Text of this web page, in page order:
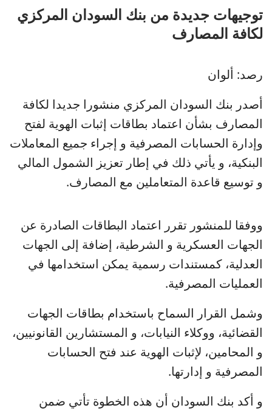
توجيهات جديدة من بنك السودان المركزي
لكافة المصارف
رصد: ألوان
أصدر بنك السودان المركزي منشورا جديدا لكافة
المصارف بشأن اعتماد بطاقات إثبات الهوية لفتح
وإدارة الحسابات المصرفية و إجراء جميع المعاملات
البنكية، و يأتي ذلك في إطار تعزيز الشمول المالي
و توسيع قاعدة المتعاملين مع المصارف.
ووفقا للمنشور تقرر اعتماد البطاقات الصادرة عن
الجهات العسكرية و الشرطية، إضافة إلى الجهات
العدلية، كمستندات رسمية يمكن استخدامها في
العمليات المصرفية.
وشمل القرار السماح باستخدام بطاقات الجهات
القضائية، ووكلاء النيابات، و المستشارين القانونيين،
و المحامين، لإثبات الهوية عند فتح الحسابات
المصرفية و إدارتها.
و أكد بنك السودان أن هذه الخطوة تأتي ضمن